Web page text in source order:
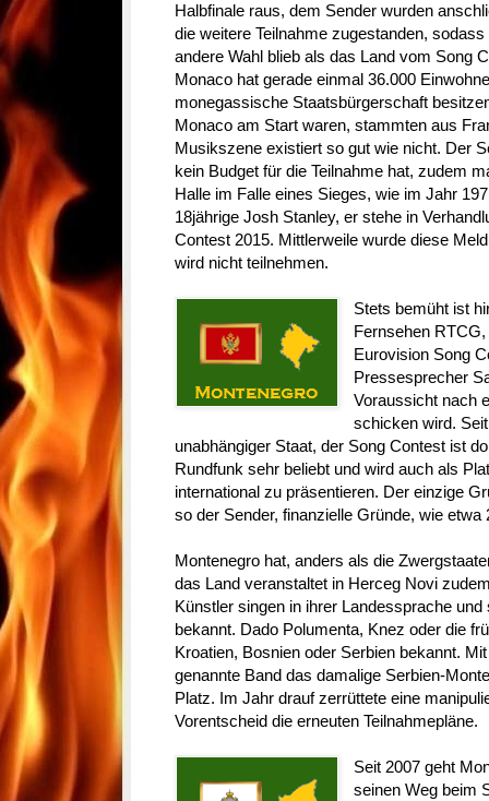
Halbfinale raus, dem Sender wurden
die weitere Teilnahme zugestanden,
andere Wahl blieb als das Land vom Song
Monaco hat gerade einmal 36.000
monegassische Staatsbürgerschaft
Monaco am Start waren, stammten aus
Musikszene existiert so gut wie nicht. Der
kein Budget für die Teilnahme hat, zudem
Halle im Falle eines Sieges, wie im Jahr
18jährige Josh Stanley, er stehe in
Contest 2015. Mittlerweile wurde diese
wird nicht teilnehmen.
Stets bemüht ist
Fernsehen
Eurovision Song
Pressesprecher
Voraussicht nach
schicken wird.
unabhängiger Staat, der Song Contest ist
Rundfunk sehr beliebt und wird auch als
international zu präsentieren. Der einzige
so der Sender, finanzielle Gründe, wie etwa
Montenegro hat, anders als die
das Land veranstaltet in Herceg Novi
Künstler singen in ihrer Landessprache
bekannt. Dado Polumenta, Knez oder die
Kroatien, Bosnien oder Serbien bekannt.
genannte Band das damalige Serbien-
Platz. Im Jahr drauf zerrüttete eine
Vorentscheid die erneuten Teilnahmepläne.
Seit 2007 geht
seinen Weg beim